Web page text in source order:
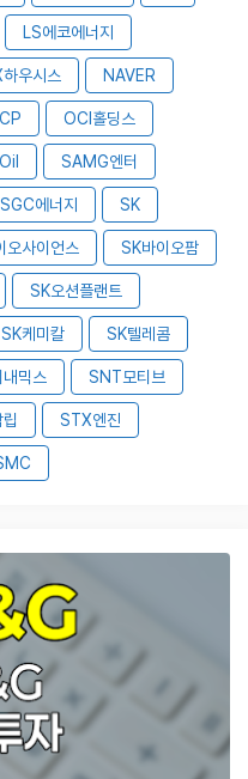
LS에코에너지
하우시스 NAVER
OCI홀딩스
SAMG엔터
SGC에너지 SK
오사이언스 SK바이오팜
SK오션플랜트
SK케미칼 SK텔레콤
믹스 SNT모티브
STX엔진